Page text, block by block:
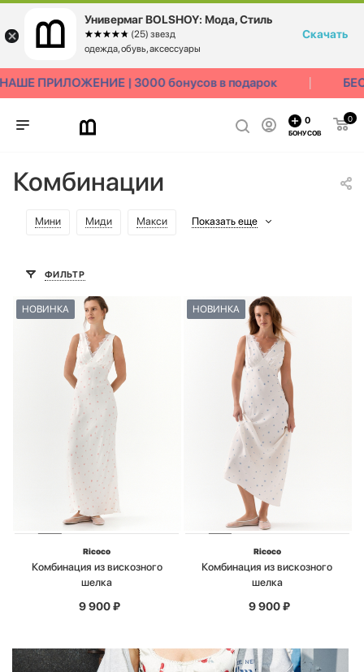
ПРИЛОЖЕНИЕ | 3000 бонусов в подарок
0
0
БОНУСОВ
Комбинации
Мини Миди Макси Показать еще
ФИЛЬТР
НОВИНКА
Ricoco
Комбинация из вискозного
шелка
9 900₽
НОВИНКА
Ricoco
Комбинация из вискозного
шелка
9 900₽
Универмаг BOLSHOY: Мода, Стиль
☆☆☆☆☆
★★★★★ (25) звезд
одежда, обувь, аксессуары
Скачать